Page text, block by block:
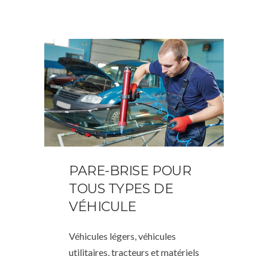
PARE-BRISE POUR
TOUS TYPES DE
VÉHICULE
Véhicules légers, véhicules
utilitaires, tracteurs et matériels